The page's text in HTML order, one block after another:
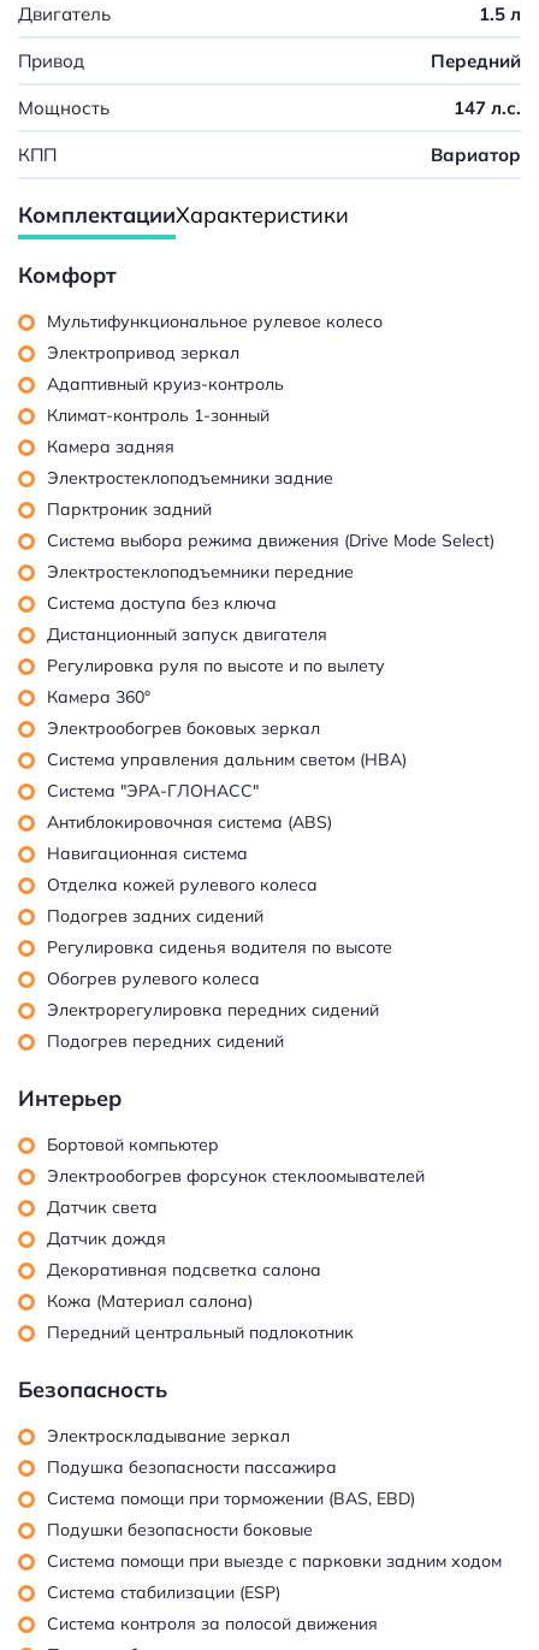
Двигатель 1.5 л
Привод Передний
Мощность 147 л.с.
КПП Вариатор
КомплектацииХарактеристики
Комфорт
Мультифункциональное рулевое колесо
Электропривод зеркал
Адаптивный круиз-контроль
Климат-контроль 1-зонный
Камера задняя
Электростеклоподъемники задние
Парктроник задний
Система выбора режима движения (Drive Mode Select)
Электростеклоподъемники передние
Система доступа без ключа
Дистанционный запуск двигателя
Регулировка руля по высоте и по вылету
Камера 360°
Электрообогрев боковых зеркал
Система управления дальним светом (HBA)
Система "ЭРА-ГЛОНАСС"
Антиблокировочная система (ABS)
Навигационная система
Отделка кожей рулевого колеса
Подогрев задних сидений
Регулировка сиденья водителя по высоте
Обогрев рулевого колеса
Электрорегулировка передних сидений
Подогрев передних сидений
Интерьер
Бортовой компьютер
Электрообогрев форсунок стеклоомывателей
Датчик света
Датчик дождя
Декоративная подсветка салона
Кожа (Материал салона)
Передний центральный подлокотник
Безопасность
Электроскладывание зеркал
Подушка безопасности пассажира
Система помощи при торможении (BAS, EBD)
Подушки безопасности боковые
Система помощи при выезде с парковки задним ходом
Система стабилизации (ESP)
Система контроля за полосой движения